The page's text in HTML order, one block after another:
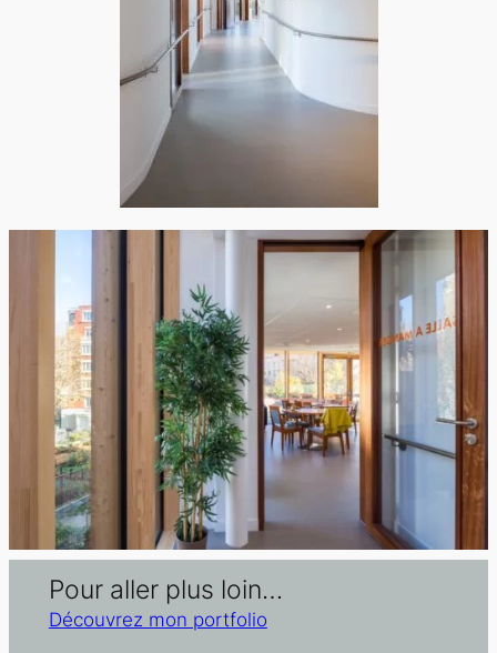
Pour aller plus loin…
Découvrez mon portfolio